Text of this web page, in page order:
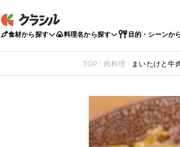
食材から探す 料理名から探す 目的・シーンか
TOP 肉料理 まいたけと牛